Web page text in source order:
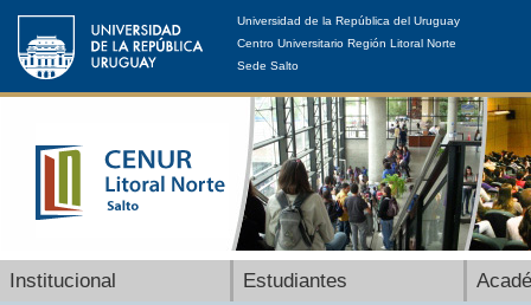
Universidad de la República del Uruguay
Centro Universitario Región Litoral Norte
Sede Salto
Institucional Estudiantes